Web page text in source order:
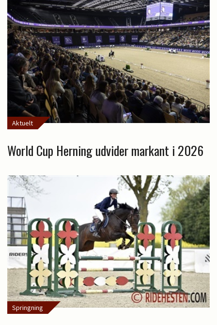
Aktuelt
World Cup Herning udvider markant i 2026
Springning